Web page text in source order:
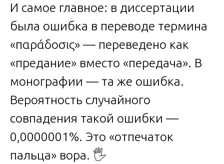
И самое главное: в диссертации
была ошибка в переводе термина
«παράδοσις» — переведено как
«предание» вместо «передача». В
монографии — та же ошибка.
Вероятность случайного
совпадения такой ошибки —
0,0000001%. Это «отпечаток
пальца» вора. 🖐️